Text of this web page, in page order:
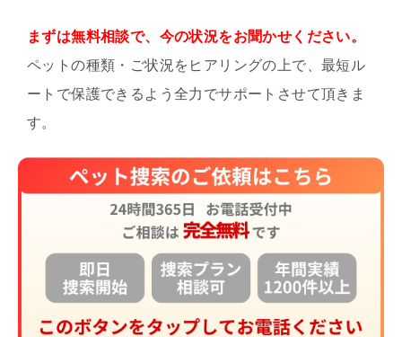
まずは無料相談で、今の状況をお聞かせください。
ペットの種類・ご状況をヒアリングの上で、最短ル
ートで保護できるよう全力でサポートさせて頂きま
す。